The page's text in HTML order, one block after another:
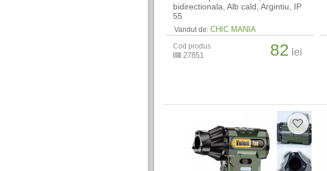
bidirectionala, Alb cald, Argintiu, IP
55
Vandut de: CHIC MANIA
Cod produs
27851 82 lei